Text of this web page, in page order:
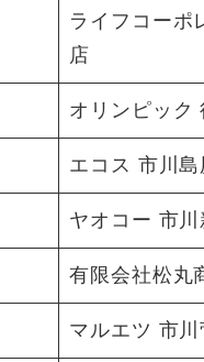
ライフコーポ
店
オリンピック
エコス 市川島
ヤオコー 市
有限会社松丸
マルエツ 市